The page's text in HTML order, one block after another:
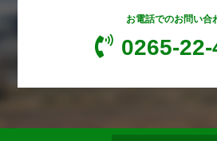
お電話でのお問い合
0265-